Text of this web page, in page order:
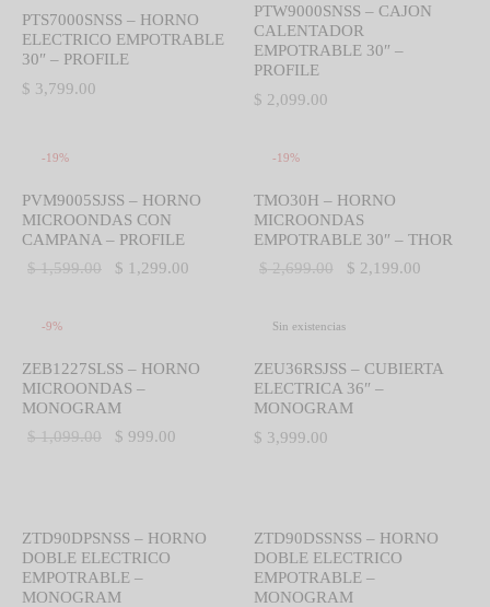
PTS7000SNSS – HORNO
ELECTRICO EMPOTRABLE
30″ – PROFILE
$ 3,799.00
PTW9000SNSS – CAJON
CALENTADOR
EMPOTRABLE 30″ –
PROFILE
$ 2,099.00
-19%
PVM9005SJSS – HORNO
MICROONDAS CON
CAMPANA – PROFILE
$1,599.00
El precio
$ 1,299.00
-19%
TMO30H – HORNO
MICROONDAS
EMPOTRABLE 30″ – THOR
$2,699.00
El precio
era:
$ 2,199.00
-9%
ZEB1227SLSS – HORNO
MICROONDAS –
MONOGRAM
$1,099.00
El precio
$ 999.00
Sin existencias
ZEU36RSJSS – CUBIERTA
ELECTRICA 36″ –
MONOGRAM
$ 3,999.00
ZTD90DPSNSS – HORNO
DOBLE ELECTRICO
EMPOTRABLE –
MONOGRAM
ZTD90DSSNSS – HORNO
DOBLE ELECTRICO
EMPOTRABLE –
MONOGRAM